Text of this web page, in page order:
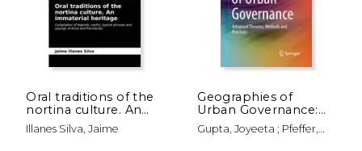
50% 15%
Oral traditions of the
nortina culture. An
immaterial heritage
(en Inglés)
Illanes Silva, Jaime
Geographies of
Urban Governance:
Advanced Theories,
Methods and
Gupta, Joyeeta ; Pfeffer,